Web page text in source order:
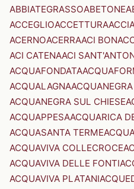
ABBIATEGRASSOABETONE
ACCEGLIOACCETTURA
ACERNOACERRAACI
ACI CATENAACI
ACQUAFONDATA
ACQUALAGNA
ACQUANEGRA SUL CHIESE
ACQUAPPESAACQUARICA
ACQUASANTA TERME
ACQUAVIVA COLLECROCE
ACQUAVIVA DELLE FONTI
ACQUAVIVA PLATANI